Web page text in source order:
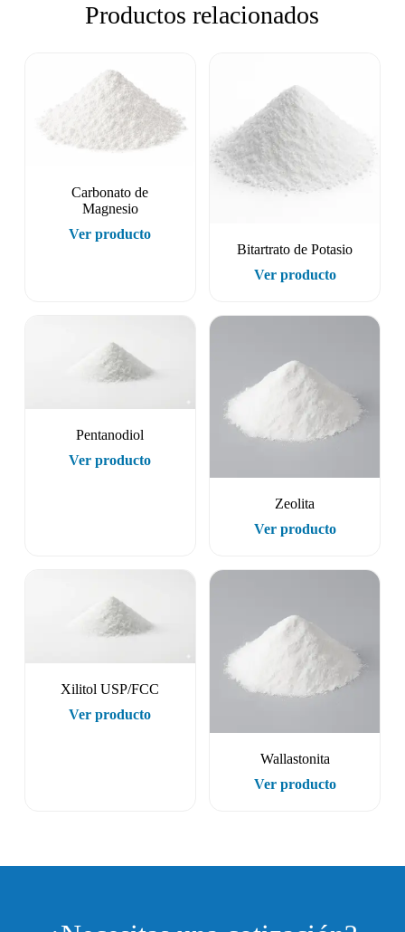
Productos relacionados
Carbonato de
Magnesio
Ver producto
Bitartrato de Potasio
Ver producto
Pentanodiol
Ver producto
Zeolita
Ver producto
Xilitol USP/FCC
Ver producto
Wallastonita
Ver producto